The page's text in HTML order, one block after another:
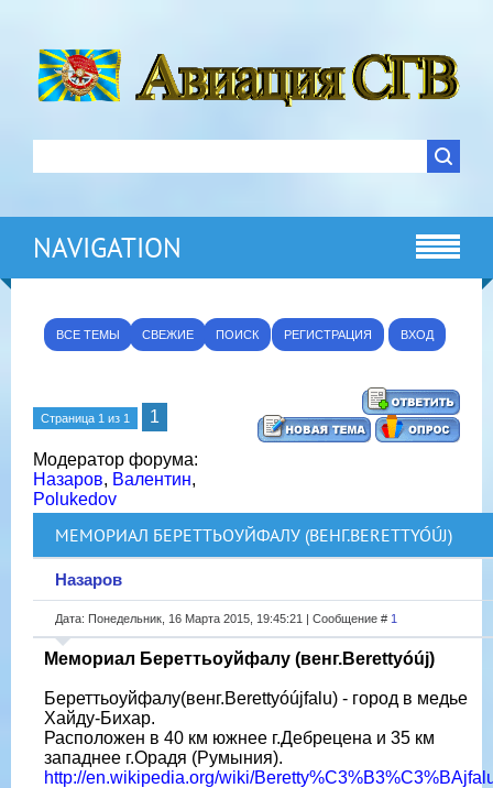
NAVIGATION
ВСЕ ТЕМЫ СВЕЖИЕ ПОИСК РЕГИСТРАЦИЯ ВХОД
Страница 1 из 1 1
Модератор форума:
Назаров, Валентин,
Polukedov
МЕМОРИАЛ БЕРЕТТЬОУЙФАЛУ (ВЕНГ.BERETTYÓÚJ)
Назаров
Дата: Понедельник, 16 Марта 2015, 19:45:21 | Сообщение # 1
Мемориал Береттьоуйфалу (венг.Berettyóúj)
Береттьоуйфалу(венг.Berettyóújfalu) - город в медье
Хайду-Бихар.
Расположен в 40 км южнее г.Дебрецена и 35 км
западнее г.Орадя (Румыния).
http://en.wikipedia.org/wiki/